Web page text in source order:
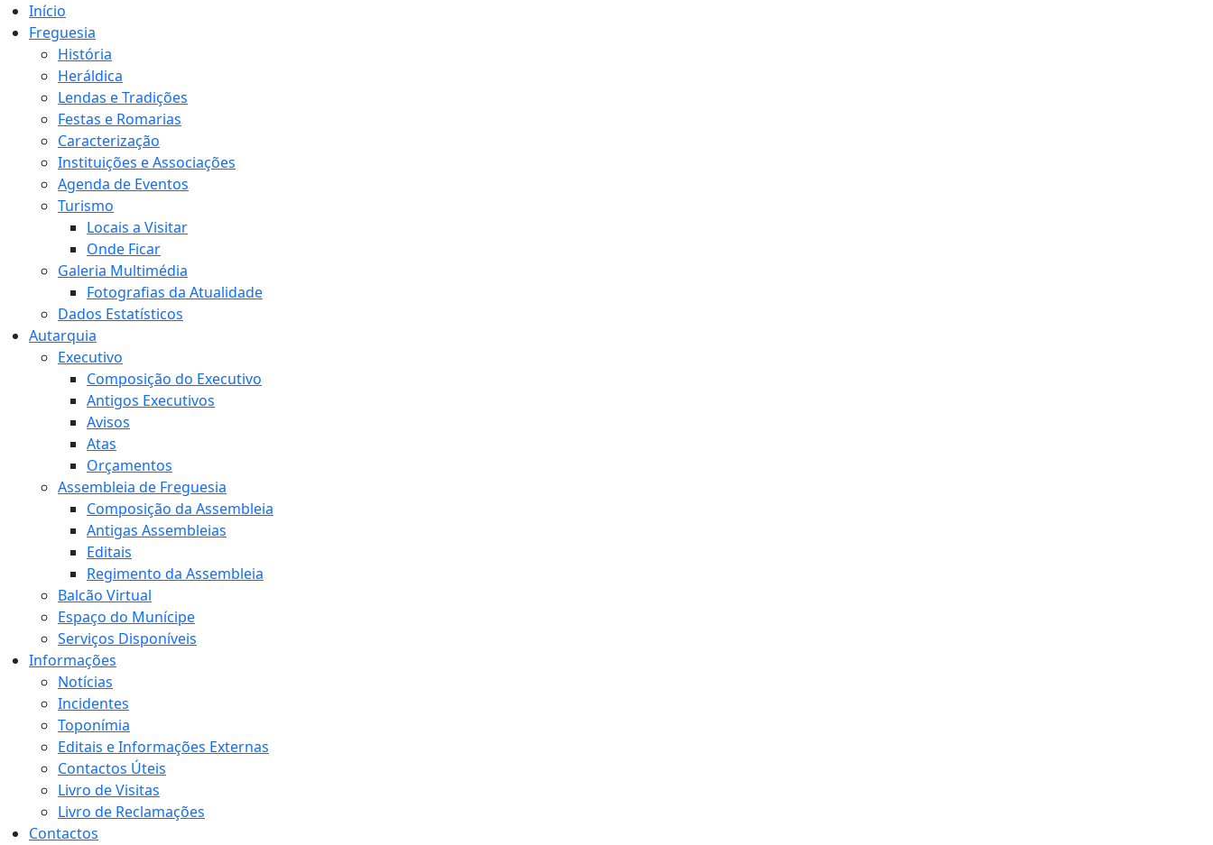
Início
Freguesia
História
Heráldica
Lendas e Tradições
Festas e Romarias
Caracterização
Instituições e Associações
Agenda de Eventos
Turismo
Locais a Visitar
Onde Ficar
Galeria Multimédia
Fotografias da Atualidade
Dados Estatísticos
Autarquia
Executivo
Composição do Executivo
Antigos Executivos
Avisos
Atas
Orçamentos
Assembleia de Freguesia
Composição da Assembleia
Antigas Assembleias
Editais
Regimento da Assembleia
Balcão Virtual
Espaço do Munícipe
Serviços Disponíveis
Informações
Notícias
Incidentes
Toponímia
Editais e Informações Externas
Contactos Úteis
Livro de Visitas
Livro de Reclamações
Contactos